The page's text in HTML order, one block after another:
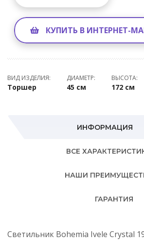
КУПИТЬ В ИНТЕРНЕТ-
ВИД ИЗДЕЛИЯ:
Торшер
ДИАМЕТР:
45 см
ВЫСОТА:
172 см
ИНФОРМАЦИЯ
ВСЕ
НАШИ
ГАРАНТИЯ
Светильник Bohemia Ivele Crystal